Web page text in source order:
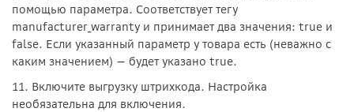
помощью параметра. Соответствует тегу
manufacturer_warranty и принимает два значения: true и
false. Если указанный параметр у товара есть (неважно с
каким значением) — будет указано true.
11. Включите выгрузку штрихкода. Настройка
необязательна для включения.